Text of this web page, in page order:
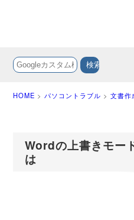
HOME > パソコントラブル >文書作
Wordの上書きモー
は